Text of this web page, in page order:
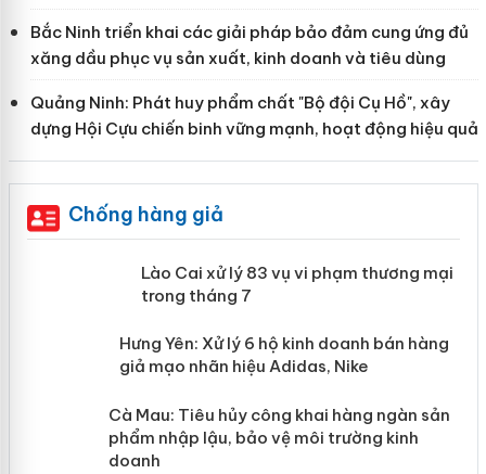
Bắc Ninh triển khai các giải pháp bảo đảm cung ứng đủ
xăng dầu phục vụ sản xuất, kinh doanh và tiêu dùng
Quảng Ninh: Phát huy phẩm chất "Bộ đội Cụ Hồ", xây
dựng Hội Cựu chiến binh vững mạnh, hoạt động hiệu quả
Chống hàng giả
Lào Cai xử lý 83 vụ vi phạm thương
mại trong tháng 7
Hưng Yên: Xử lý 6 hộ kinh doanh bán
hàng giả mạo nhãn hiệu Adidas, Nike